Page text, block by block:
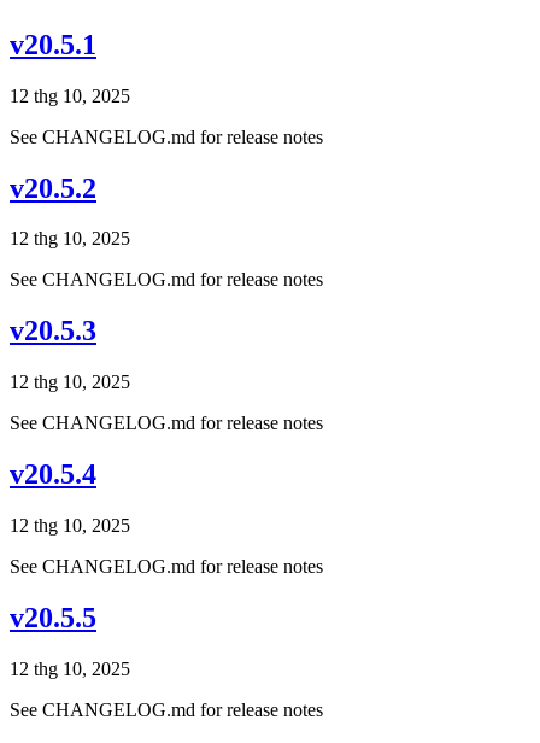
v20.5.1
12 thg 10, 2025
See CHANGELOG.md for release notes
v20.5.2
12 thg 10, 2025
See CHANGELOG.md for release notes
v20.5.3
12 thg 10, 2025
See CHANGELOG.md for release notes
v20.5.4
12 thg 10, 2025
See CHANGELOG.md for release notes
v20.5.5
12 thg 10, 2025
See CHANGELOG.md for release notes